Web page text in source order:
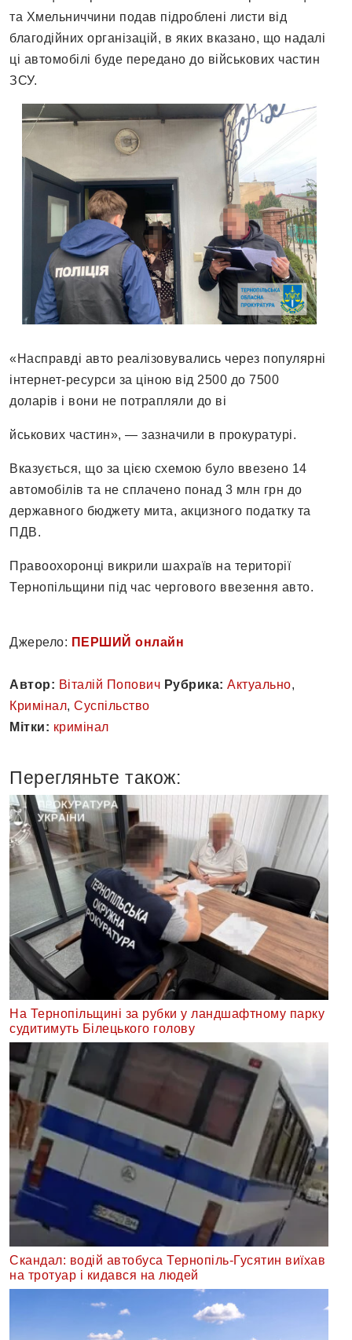
та Хмельниччини подав підроблені листи від
благодійних організацій, в яких вказано, що надалі
ці автомобілі буде передано до військових частин
ЗСУ.
«Насправді авто реалізовувались через популярні
інтернет-ресурси за ціною від 2500 до 7500
доларів і вони не потрапляли до ві
йськових частин», — зазначили в прокуратурі.
Вказується, що за цією схемою було ввезено 14
автомобілів та не сплачено понад 3 млн грн до
державного бюджету мита, акцизного податку та
ПДВ.
Правоохоронці викрили шахраїв на території
Тернопільщини під час чергового ввезення авто.
Джерело: ПЕРШИЙ онлайн
Автор: Віталій Попович Рубрика: Актуально,
Кримінал, Суспільство
Мітки: кримінал
Перегляньте також:
На Тернопільщині за рубки у ландшафтному парку
судитимуть Білецького голову
Скандал: водій автобуса Тернопіль-Гусятин виїхав
на тротуар і кидався на людей